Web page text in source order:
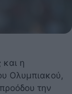
και η
Ολυμπιακού,
την